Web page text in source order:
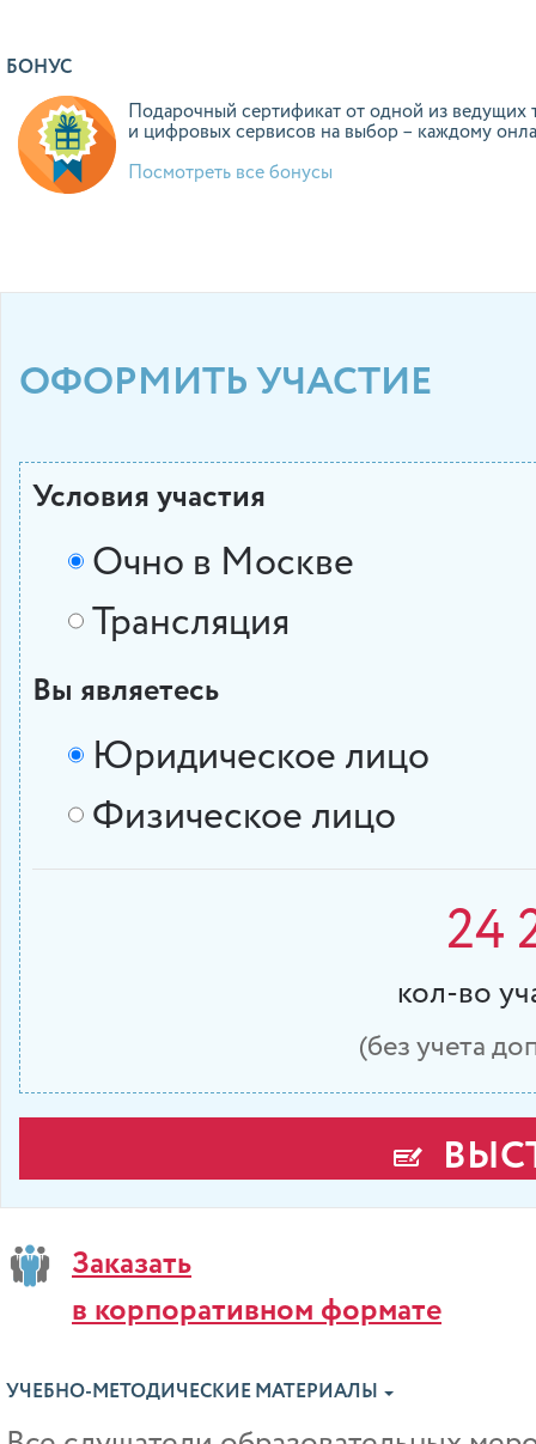
БОНУС
Подарочный сертификат от одной из ведущих
и цифровых сервисов на выбор – каждому
Посмотреть все бонусы
ОФОРМИТЬ УЧАСТИЕ
Условия участия
Очно в Москве
Трансляция
Вы являетесь
Юридическое лицо
Физическое лицо
24
кол-во
(без учета
Заказать
в корпоративном формате
УЧЕБНО-МЕТОДИЧЕСКИЕ МАТЕРИАЛЫ